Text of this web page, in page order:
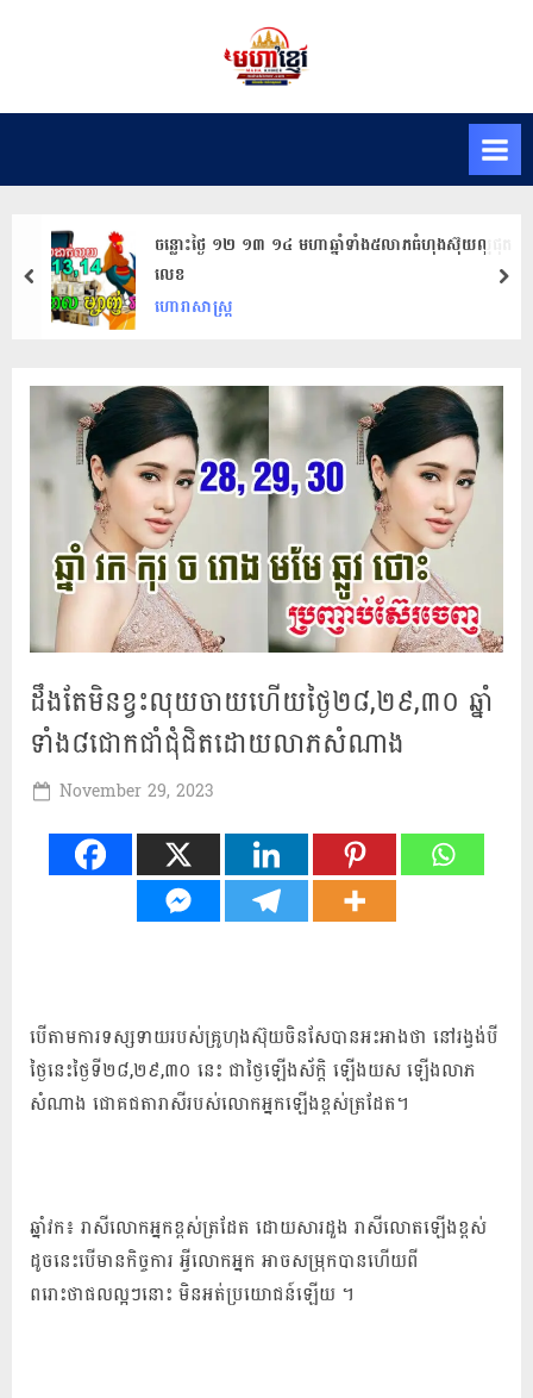
a
m
ខ្មែរ
ចន្លោះថ្ងៃ ១២ ១៣ ១៤ ​មហា​ឆ្នាំ​ទាំង​៥​លាភ​ធំ​ហុងស៊ុយ​ល្អ​ផុត​
លេខ
ហោរាសាស្ត្រ
prev
ដឹងតែមិនខ្វះលុយចាយហើយថ្ងៃ២៨,២៩,៣០ ឆ្នាំ​
ទាំង​៨​ជោ​កជាំ​ជុំ​ជិត​ដោយ​លាភ​សំណាង
Posted
November 29, 2023
Khmer
បើតាមការទស្សទាយរបស់​គ្រូ​ហុងស៊ុយ​ចិន​សែ​បាន​អះអាង​ថា នៅ​រង្វង់​បី​
ថ្ងៃនេះ​ថ្ងៃ​ទី​២៨,២៩,៣០ នេះ ជា​ថ្ងៃ​ឡើង​ស័ក្តិ ឡើង​យស ឡើង​លាភ​
សំណាង ជោគជតារាសី​របស់​លោក​អ្នក​ឡើង​ខ្ពស់ត្រដែត។
ឆ្នាំវក៖ រាសីលោកអ្នកខ្ពស់ត្រដែត ដោយសារដួង រាសីលោតឡើងខ្ពស់
ដូចនេះបើមានកិច្ចការ អ្វីលោកអ្នក អាចសម្រុកបានហើយពី
ពរោះថាផលល្អៗនោះ មិនអត់ប្រយោជន៍ឡើយ ។